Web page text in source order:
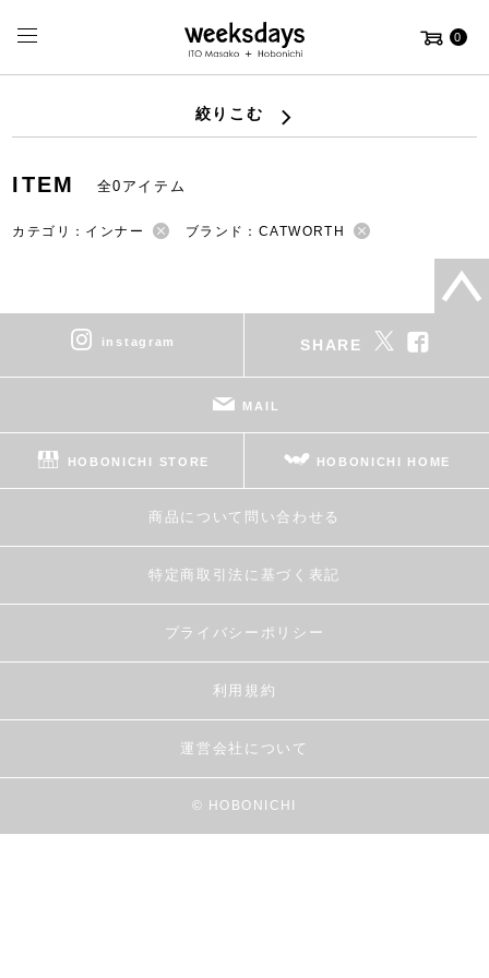
0
絞りこむ
ITEM 全0アイテム
カテゴリ：インナー ブランド：CATWORTH
instagram SHARE
MAIL
HOBONICHI STORE HOBONICHI HOME
商品について問い合わせる
特定商取引法に基づく表記
プライバシーポリシー
利用規約
運営会社について
© HOBONICHI